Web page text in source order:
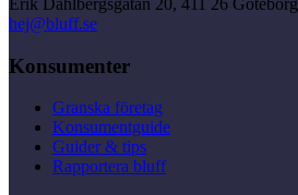
hej@bluff.se
Konsumenter
Granska företag
Konsumentguide
Guider & tips
Rapportera bluff